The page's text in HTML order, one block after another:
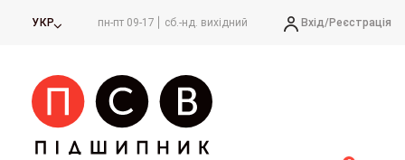
УКР пн-пт 09-17 сб.-нд. вихідний Вхід/Реєстрація